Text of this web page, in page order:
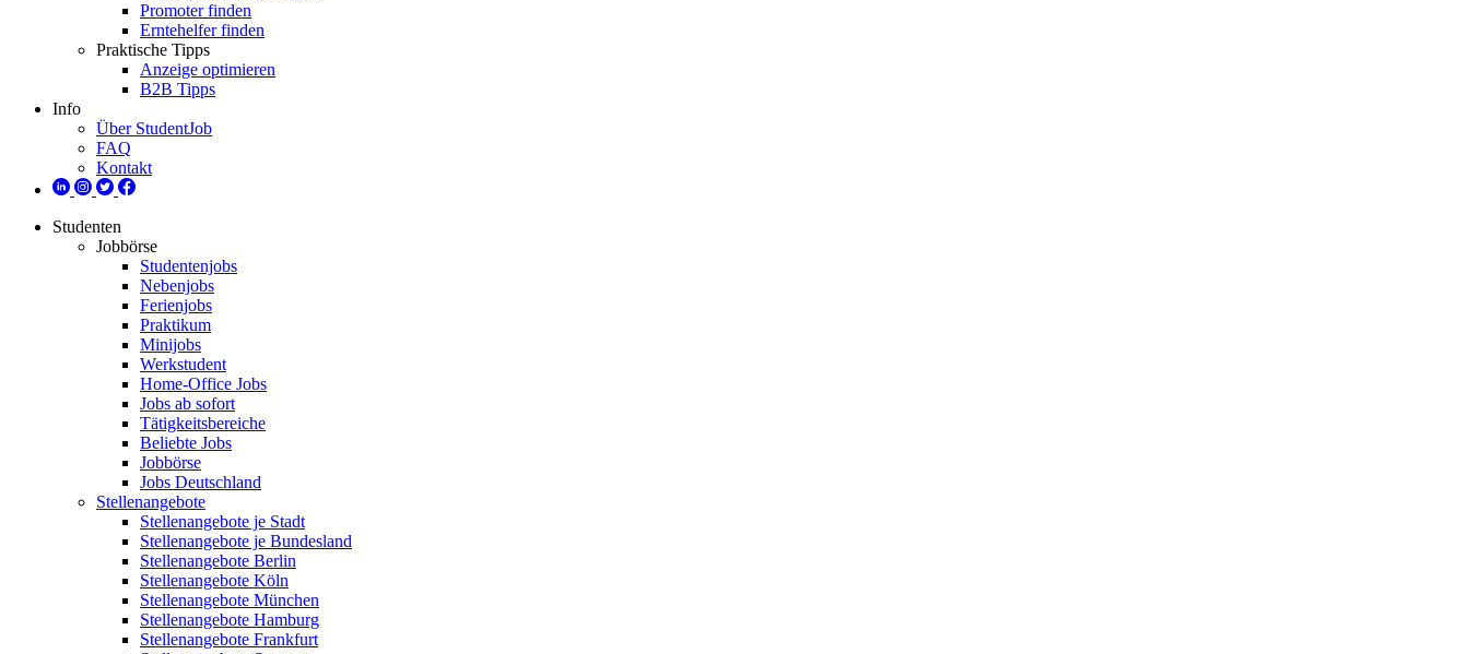
Promoter finden
Erntehelfer finden
Praktische Tipps
Anzeige optimieren
B2B Tipps
Info
Über StudentJob
FAQ
Kontakt
Studenten
Jobbörse
Studentenjobs
Nebenjobs
Ferienjobs
Praktikum
Minijobs
Werkstudent
Home-Office Jobs
Jobs ab sofort
Tätigkeitsbereiche
Beliebte Jobs
Jobbörse
Jobs Deutschland
Stellenangebote
Stellenangebote je Stadt
Stellenangebote je Bundesland
Stellenangebote Berlin
Stellenangebote Köln
Stellenangebote München
Stellenangebote Hamburg
Stellenangebote Frankfurt